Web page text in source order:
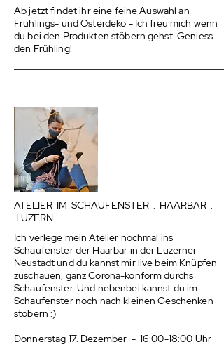
Ab jetzt findet ihr eine feine Auswahl an
Frühlings- und Osterdeko - Ich freu mich wenn
du bei den Produkten stöbern gehst. Geniess
den Frühling!
ATELIER IM SCHAUFENSTER . HAARBAR .
LUZERN
Ich verlege mein Atelier nochmal ins
Schaufenster der Haarbar in der Luzerner
Neustadt und du kannst mir live beim Knüpfen
zuschauen, ganz Corona-konform durchs
Schaufenster. Und nebenbei kannst du im
Schaufenster noch nach kleinen Geschenken
stöbern :)
Donnerstag 17. Dezember - 16:00-18:00 Uhr